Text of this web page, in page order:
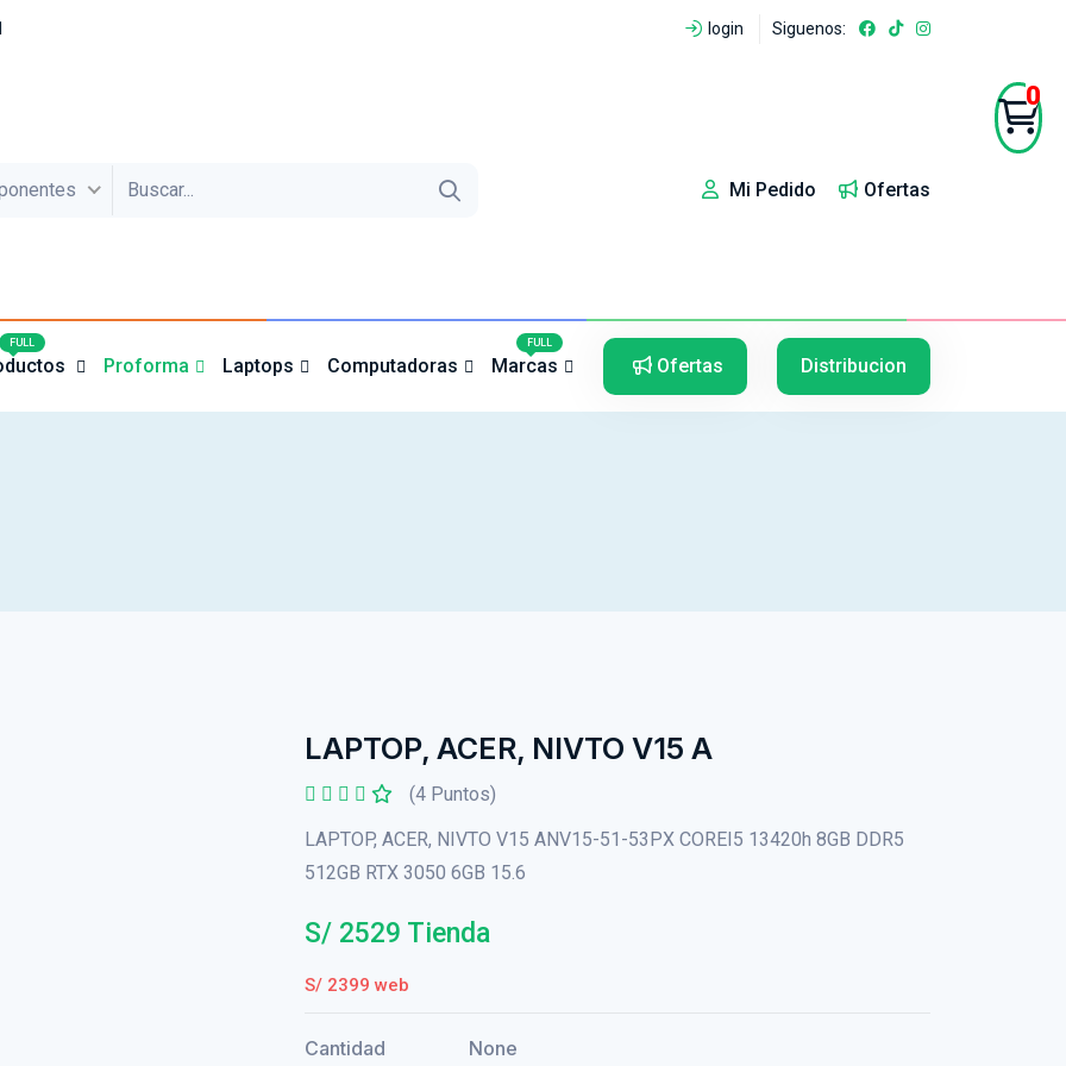
login Siguenos:
Mi Pedido Ofertas
0
5
FULL
Proforma Laptops Computadoras Marcas
FULL
Ofertas Distribucion
LAPTOP, ACER, NIVTO V15 A
(4 Puntos)
LAPTOP, ACER, NIVTO V15 ANV15-51-53PX COREI5 13420h 8GB DDR5
512GB RTX 3050 6GB 15.6
S/ 2529 Tienda
S/ 2399 web
Cantidad None